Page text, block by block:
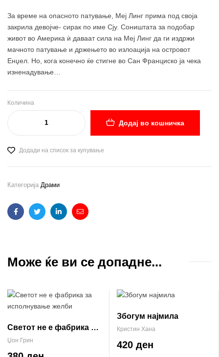
За време на опасното патување, Меј Линг прима под своја
закрила девојче- сирак по име Сју. Соништата за подобар
живот во Америка ѝ даваат сила на Меј Линг да ги издржи
мачното патување и држењето во излоација на островот
Енџел. Но, кога конечно ќе стигне во Сан Франциско ја чека
изненадување…
Количина
Додај во кошничка
Додади на список за купување
Категорија Драми
FacebookTwitterLinkedinEmail
Може ќе ви се допадне...
Светот не е фабрика за
исполнување желби
Џон Грин
Збогум најмила
Кристин Хана
420 ден